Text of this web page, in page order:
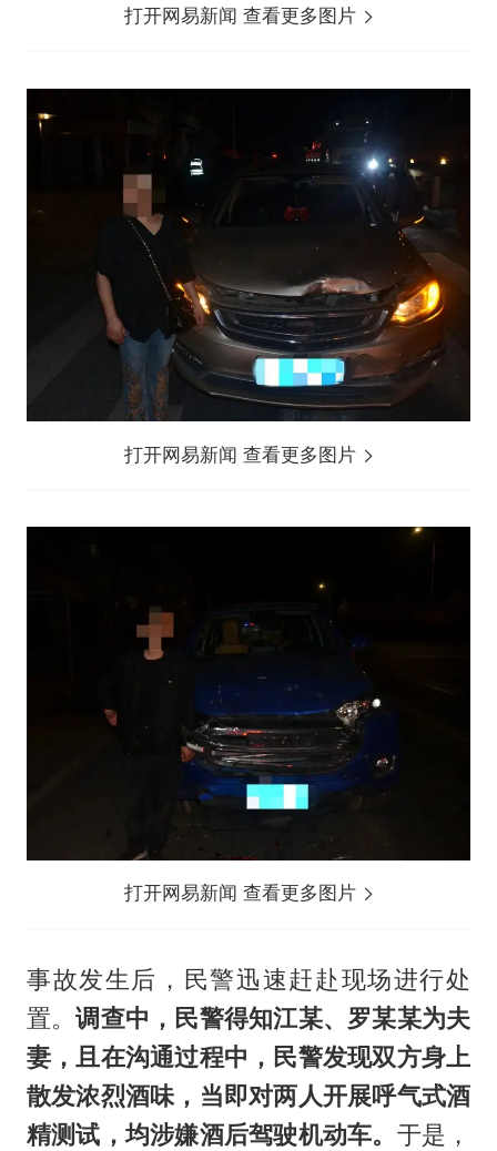
打开网易新闻 查看更多图片
打开网易新闻 查看更多图片
打开网易新闻 查看更多图片
事故发生后，民警迅速赶赴现场进行处
置。调查中，民警得知江某、罗某某为夫
妻 ，且在沟通过程中，民警发现双方身上
散发浓烈酒味，当即对两人开展呼气式酒
精测试，均涉嫌酒后驾驶机动车。 于是，